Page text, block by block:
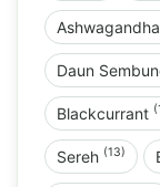
Ashwagandha
Daun
Blackcurrant
Sereh (13)